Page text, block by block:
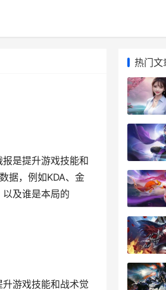
是提升游戏技能和
据，例如KDA、金
及谁是本局的
游戏技能和战术觉
热门文